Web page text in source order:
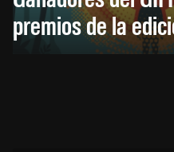
premios de la